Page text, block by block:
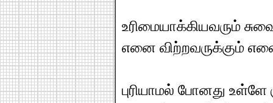
உரிமையாக்கியவரும்
எனை விற்றவருக்கும்
புரியாமல் போனது உள்ளே